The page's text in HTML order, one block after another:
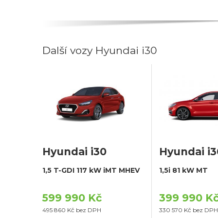
Další vozy Hyundai i30
Hyundai i30
1,5 T-GDI 117 kW iMT MHEV
599 990 Kč
495 860 Kč bez DPH
Hyundai
1,5i 81 kW MT
399 990
330 570 Kč bez DPH